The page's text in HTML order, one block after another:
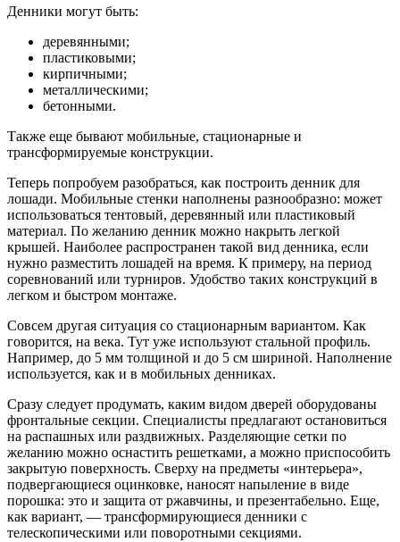
Денники могут быть:
деревянными;
пластиковыми;
кирпичными;
металлическими;
бетонными.
Также еще бывают мобильные, стационарные и
трансформируемые конструкции.
Теперь попробуем разобраться, как построить денник для
лошади. Мобильные стенки наполнены разнообразно: может
использоваться тентовый, деревянный или пластиковый
материал. По желанию денник можно накрыть легкой
крышей. Наиболее распространен такой вид денника, если
нужно разместить лошадей на время. К примеру, на период
соревнований или турниров. Удобство таких конструкций в
легком и быстром монтаже.
Совсем другая ситуация со стационарным вариантом. Как
говорится, на века. Тут уже используют стальной профиль.
Например, до 5 мм толщиной и до 5 см шириной. Наполнение
используется, как и в мобильных денниках.
Сразу следует продумать, каким видом дверей оборудованы
фронтальные секции. Специалисты предлагают остановиться
на распашных или раздвижных. Разделяющие сетки по
желанию можно оснастить решетками, а можно приспособить
закрытую поверхность. Сверху на предметы «интерьера»,
подвергающиеся оцинковке, наносят напыление в виде
порошка: это и защита от ржавчины, и презентабельно. Еще,
как вариант, — трансформирующиеся денники с
телескопическими или поворотными секциями.